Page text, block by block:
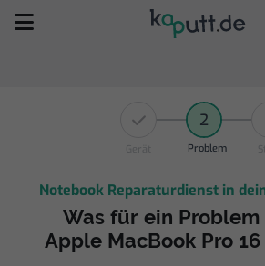
Selbst reparieren
Reparieren lassen
2
Problem
Notebook Reparaturdienst in
Was für ein Problem
Apple MacBook Pro